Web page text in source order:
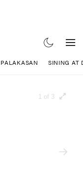
PALAKASAN SINING AT
1 of 3